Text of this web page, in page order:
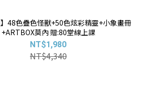
】48色疊色怪獸+50色炫彩精靈+小象畫冊
+ARTBOX莫內 贈:80堂線上課
NT$1,980
NT$4,340